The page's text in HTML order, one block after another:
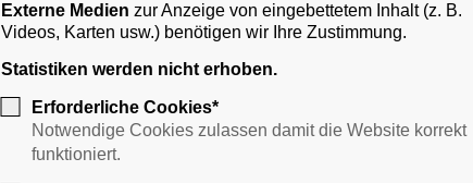
Externe Medien zur Anzeige von eingebettetem Inhalt (z. B.
Videos, Karten usw.) benötigen wir Ihre Zustimmung.
Statistiken werden nicht erhoben.
Erforderliche Cookies*
Notwendige Cookies zulassen damit die Website korrekt
funktioniert.